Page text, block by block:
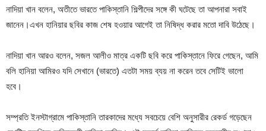
নাদিয়া খান বলেন, অতীতে ভারতে পাকিস্তানি শিল্পীদের সঙ্গে কী ঘটেছে তা আপনারা সবাই
জানেন।এখন হানিয়ার ছবির কাজ শেষ হওয়ার আগেই তা নিষিদ্ধ করার মতো দাবি উঠেছে।
নাদিয়া খান আরও বলেন, সজল আলীও মাত্র একটি ছবি করে পাকিস্তানে ফিরে গেছেন, আমি
বলি হানিয়া আমিরও যদি সেখানে (ভারতে) এতটা সময় ব্যয় না করেন তবে সেটিই ভালো
হবে।
সম্প্রতি ইনস্টাগ্রামে পাকিস্তানি তারকাদের মধ্যে সবচেয়ে বেশি অনুসারীর রেকর্ড গড়েছেন